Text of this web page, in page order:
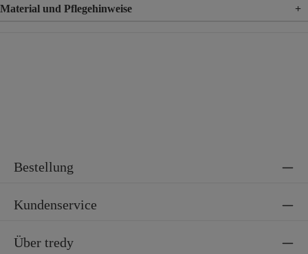
Material und Pflegehinweise +
Bestellung
Kundenservice
Über tredy